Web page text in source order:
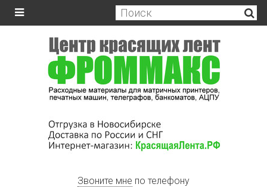
Звоните мне по телефону